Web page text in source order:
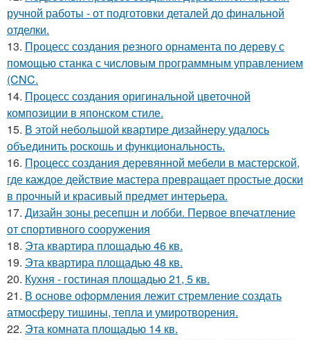
ручной работы - от подготовки деталей до финальной
отделки.
13. Процесс создания резного орнамента по дереву с
помощью станка с числовым программным управлением
(CNC.
14. Процесс создания оригинальной цветочной
композиции в японском стиле.
15. В этой небольшой квартире дизайнеру удалось
объединить роскошь и функциональность.
16. Процесс создания деревянной мебели в мастерской,
где каждое действие мастера превращает простые доски
в прочный и красивый предмет интерьера.
17. Дизайн зоны ресепшн и лобби. Первое впечатление
от спортивного сооружения
18. Эта квартира площадью 46 кв.
19. Эта квартира площадью 48 кв.
20. Кухня - гостиная площадью 21, 5 кв.
21. В основе оформления лежит стремление создать
атмосферу тишины, тепла и умиротворения.
22. Эта комната площадью 14 кв.